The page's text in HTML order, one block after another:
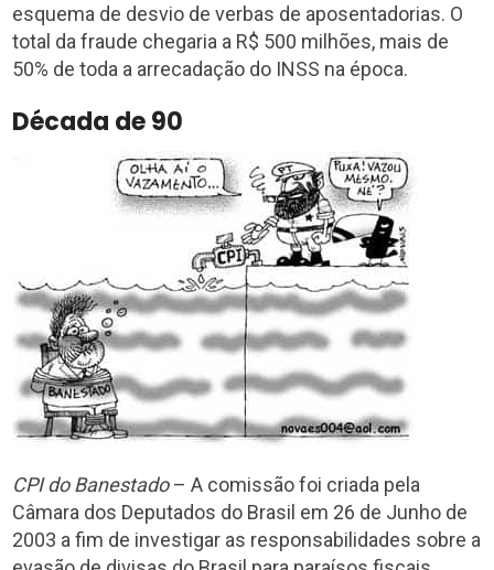
esquema de desvio de verbas de aposentadorias. O
total da fraude chegaria a R$ 500 milhões, mais de
50% de toda a arrecadação do INSS na época.
Década de 90
CPI do Banestado– A comissão foi criada pela
Câmara dos Deputados do Brasil em 26 de Junho de
2003 a fim de investigar as responsabilidades sobre a